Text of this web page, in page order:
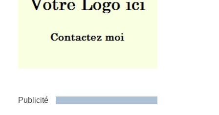
Publicité